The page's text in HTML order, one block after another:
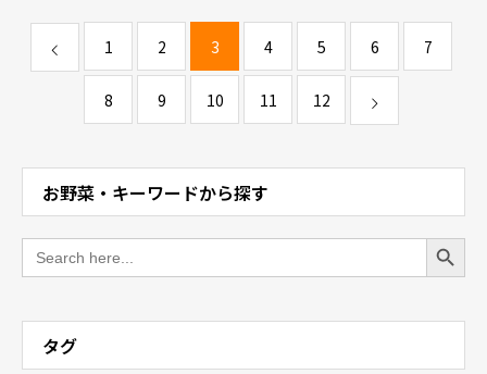
1 2 3 4 5 6 7
8 9 10 11 12
お野菜・キーワードから探す
Search
for:
Search Button
タグ